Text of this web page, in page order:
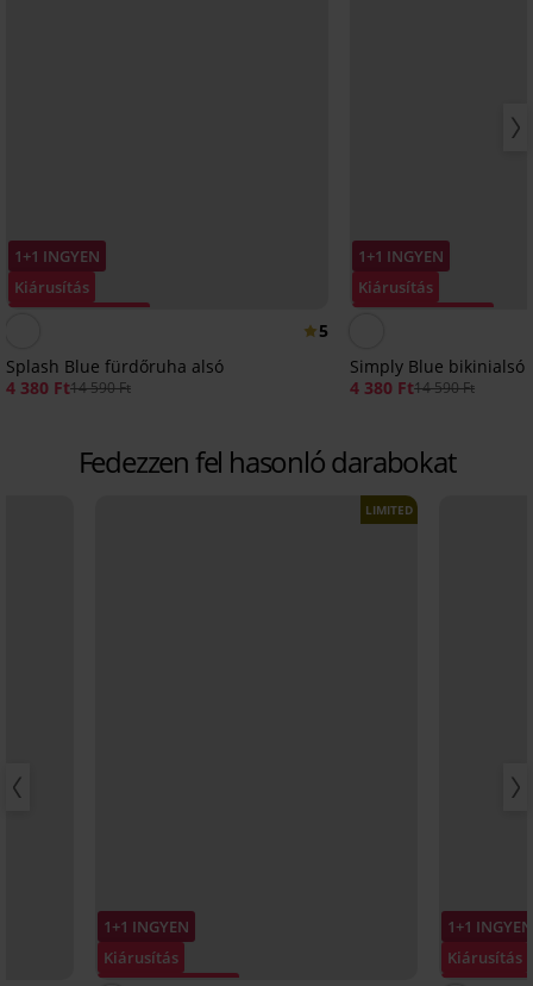
1+1 INGYEN
Kiárusítás
5
Splash Blue fürdőruha alsó
4 380 Ft14 590 Ft
1+1 INGYEN
Kiárusítás
Simply Blue bikinialsó
4 380 Ft14 590 Ft
Fedezzen fel hasonló darabokat
1+1 INGYEN
Kiárusítás
LIMITED
1+1 INGYEN
Kiárusítás